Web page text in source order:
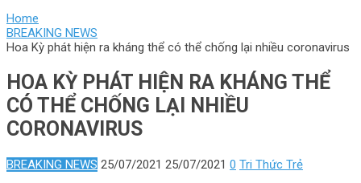
Home
BREAKING NEWS
Hoa Kỳ phát hiện ra kháng thể có thể chống lại nhiều coronavirus
HOA KỲ PHÁT HIỆN RA KHÁNG THỂ
CÓ THỂ CHỐNG LẠI NHIỀU
CORONAVIRUS
BREAKING NEWS 25/07/2021 25/07/2021 0 Tri Thức Trẻ